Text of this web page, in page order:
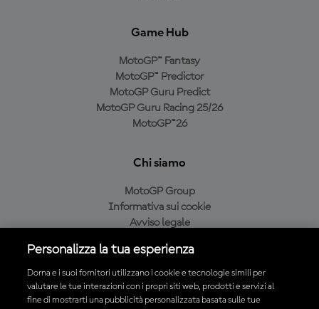
Game Hub
MotoGP™ Fantasy
MotoGP™ Predictor
MotoGP Guru Predict
MotoGP Guru Racing 25/26
MotoGP™26
Chi siamo
MotoGP Group
Informativa sui cookie
Avviso legale
Condizioni di acquisto
Personalizza la tua esperienza
Dorna e i suoi fornitori utilizzano i cookie e tecnologie simili per
valutare le tue interazioni con i propri siti web, prodotti e servizi al
fine di mostrarti una pubblicità personalizzata basata sulle tue